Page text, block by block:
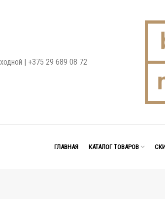
| +375 29 689 08 72
ГЛАВНАЯ КАТАЛОГ ТОВАРОВ